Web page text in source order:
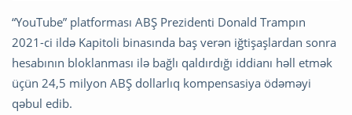
“YouTube” platforması ABŞ Prezidenti Donald Trampın
2021-ci ildə Kapitoli binasında baş verən iğtişaşlardan sonra
hesabının bloklanması ilə bağlı qaldırdığı iddianı həll etmək
üçün 24,5 milyon ABŞ dollarlıq kompensasiya ödəməyi
qəbul edib.